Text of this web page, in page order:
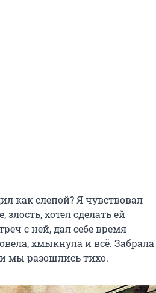
как слепой? Я чувствовал
хотел сделать ей
с ней, дал себе время
хмыкнула и всё. Забрала
мы разошлись тихо.